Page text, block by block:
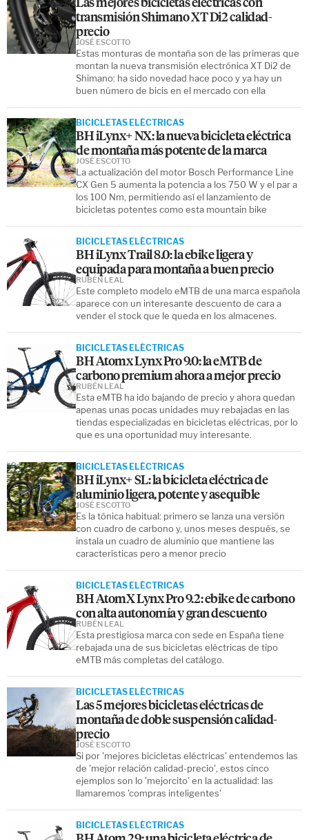
transmisión Shimano XT Di2 calidad-
precio
Estas monturas de montaña son de las primeras que
montan la nueva transmisión electrónica XT Di2 de
Shimano: ha sido novedad hace poco y ya hay un
buen número de bicis en el mercado con ella
JOSÉ ESCOTTO
BICICLETAS ELÉCTRICAS
BH iLynx+ NX: la nueva bicicleta eléctrica
de montaña más potente de la marca
La actualización del motor Bosch Performance Line
CX Gen 5 aumenta la potencia a los 750 W y el par a
los 100 Nm, permitiendo así el lanzamiento de
bicicletas potentes como esta mountain bike
JOSÉ ESCOTTO
BICICLETAS ELÉCTRICAS
BH iLynx Trail 8.0: la ebike ligera y
equipada para montaña a buen precio
Este completo modelo eMTB de una marca española
aparece con un interesante descuento de cara a
vender el stock que le queda en los almacenes.
RUBÉN LEAL
BICICLETAS ELÉCTRICAS
BH Atomx Lynx Pro 9.0: la eMTB de
carbono premium ahora a mejor precio
Esta eMTB ha ido bajando de precio y ahora quedan
apenas unas pocas unidades muy rebajadas en las
tiendas especializadas en bicicletas eléctricas, por lo
que es una oportunidad muy interesante.
RUBÉN LEAL
BICICLETAS ELÉCTRICAS
BH iLynx+ SL: la bicicleta eléctrica de
aluminio ligera, potente y asequible
Es la tónica habitual: primero se lanza una versión
con cuadro de carbono y, unos meses después, se
instala un cuadro de aluminio que mantiene las
características pero a menor precio
JOSÉ ESCOTTO
BICICLETAS ELÉCTRICAS
BH AtomX Lynx Pro 9.2: ebike de carbono
con alta autonomía y gran descuento
Esta prestigiosa marca con sede en España tiene
rebajada una de sus bicicletas eléctricas de tipo
eMTB más completas del catálogo.
RUBÉN LEAL
BICICLETAS ELÉCTRICAS
Las 5 mejores bicicletas eléctricas de
montaña de doble suspensión calidad-
precio
Si por 'mejores bicicletas eléctricas' entendemos las
de 'mejor relación calidad-precio', estos cinco
ejemplos son lo 'mejorcito' en la actualidad: las
llamaremos 'compras inteligentes'
JOSÉ ESCOTTO
BICICLETAS ELÉCTRICAS